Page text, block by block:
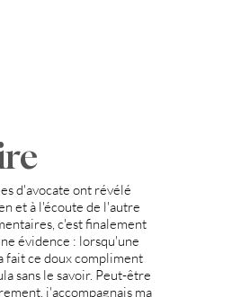
d'avocate ont révélé
et à l'écoute de l'autre
c'est finalement
évidence : lorsqu'une
fait ce doux compliment
sans le savoir. Peut-être
j'accompagnais ma